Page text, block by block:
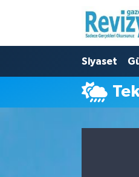
Siyaset
Nöbetçi Eczaneler
Hava Durumu
Namaz Vakitleri